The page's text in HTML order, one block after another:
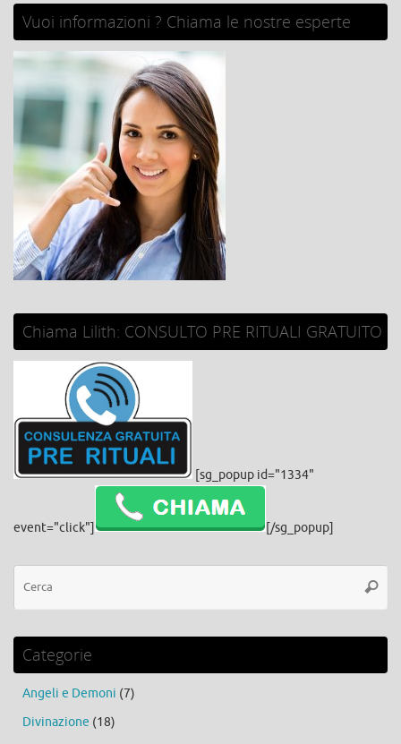
Vuoi informazioni ? Chiama le nostre esperte
Chiama Lilith: CONSULTO PRE RITUALI GRATUITO
[sg_popup id="1334"
event="click"] [/sg_popup]
Cerca
Categorie
Angeli e Demoni (7)
Divinazione (18)